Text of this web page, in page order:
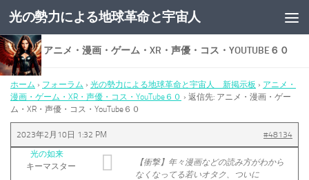
コンテンツへスキップ
光の勢力による地球革命と宇宙人
返信先: アニメ・漫画・ゲーム・XR・声優・コス・YOUTUBE６０
ホーム › フォーラム › 光の勢力による地球革命と宇宙人 新掲示板 › アニメ・
漫画・ゲーム・XR・声優・コス・YouTube６０ › 返信先: アニメ・漫画・ゲー
ム・XR・声優・コス・YouTube６０
2023年2月10日 1:32 PM
#48134
光の如来
キーマスター
【衝撃】年々漫画などの読み方がわから
なくなってる若いオタク、ついに